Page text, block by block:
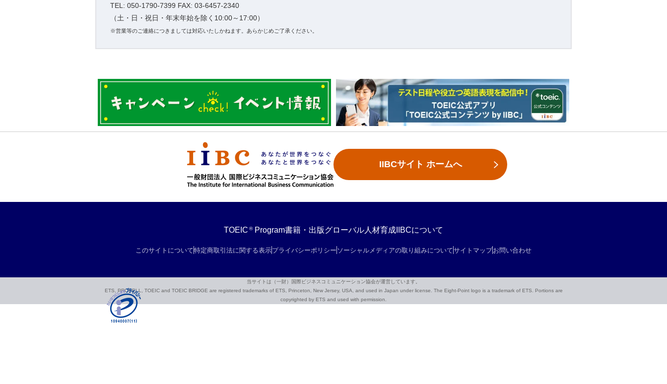
TEL: 050-1790-7399 FAX: 03-6457-2340
（土・日・祝日・年末年始を除く10:00～17:00）
※営業等のご連絡につきましては対応いたしかねます。あらかじめご了承ください。
IIBCサイト ホームへ
TOEIC ®Program書籍・出版グローバル人材育成 IIBCについて
このサイトについて特定商取引法に関する表示プライバシーポリシー ソーシャルメディアの取り組みについてサイトマップお問い合わせ
当サイトは（一財）国際ビジネスコミュニケーション協会が運営しています。
ETS, PROPELL, TOEIC and TOEIC BRIDGE are registered trademarks of ETS, Princeton, New Jersey, USA, and used in Japan under license. The Eight-Point logo is a trademark of ETS. Portions are
copyrighted by ETS and used with permission.